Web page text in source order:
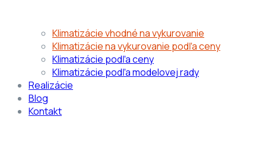
Klimatizácie vhodné na vykurovanie
Klimatizácie na vykurovanie podľa ceny
Klimatizácie podľa ceny
Klimatizácie podľa modelovej rady
Realizácie
Blog
Kontakt